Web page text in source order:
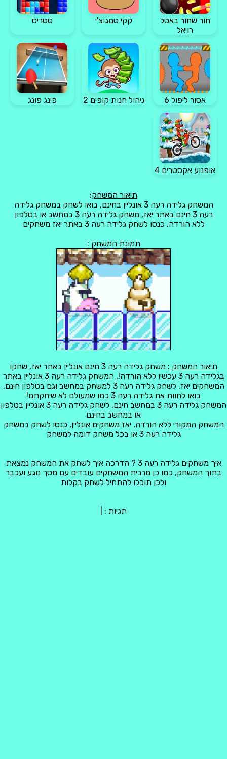
חור שחור באטל
רויאל
קקי טמגוצ'י טטריס
אסור ליפול 6 ניהול חנות קופים 2 פינג פונג
אופנוע אקסטרים 4
תיאור המשחק:
המשחק גלידה רעה 3 אונליין בחינם, בואו לשחק במשחק גלידה
רעה 3 חינם באתר יאז, משחק גלידה רעה 3 במחשב או בטלפון
ללא הורדה, כנסו לשחק גלידה רעה 3 באתר יאז משחקים
תמונת המשחק :
תיאור המשחק :
משחק גלידה רעה 3 חינם אונליין באתר יאז, שחקו
בגלידה רעה 3 עכשיו ללא הורדה!, המשחק גלידה רעה 3 אונליין באתר
המשחקים יאז, לשחק גלידה רעה 3 למשחק במחשב וגם בטלפון חינם,
בואו לחוות את גלידה רעה 3 כמו שמעולם לא שיחקתם!
המשחק גלידה רעה 3 במחשב חינם, לשחק גלידה רעה 3 אונליין בטלפון
או במחשב בחינם
המשחק המקורי ללא הורדה, יאז משחקים אונליין, כנסו לשחק במשחק
גלידה רעה 3 או בכל משחק דומה למשחק
איך משחקים גלידה רעה 3 ? הדרכה איך לשחק את המשחק נמצאת
בתוך המשחק, כמו כן מרבית המשחקים עובדים עם מסך מגע ועכבר
ולכן תוכלו להתחיל לשחק בקלות
תגיות :